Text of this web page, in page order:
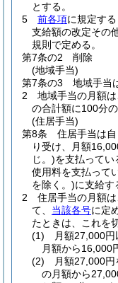
とする。
5
前各項に規定す
支給額の改定その
規則で定める。
第7条の2
削除
(地域手当)
第7条の3
地域手当
2
地域手当の月額
の合計額に100分
(住居手当)
第8条
住居手当は
り受け、月額
じ。)を支払ってい
使用料を支払って
を除く。)に支給す
2
住居手当の月額は
て、 当該各号に定
たときは、これを
(1)
月額27,000
月額から16,000
(2)
月額27,000
の月額から